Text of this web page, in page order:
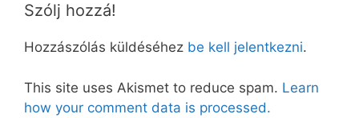
Szólj hozzá!
Hozzászólás küldéséhez be kell jelentkezni.
This site uses Akismet to reduce spam. Learn
how your comment data is processed.